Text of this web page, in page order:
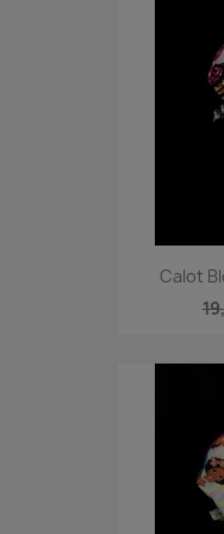
Calot